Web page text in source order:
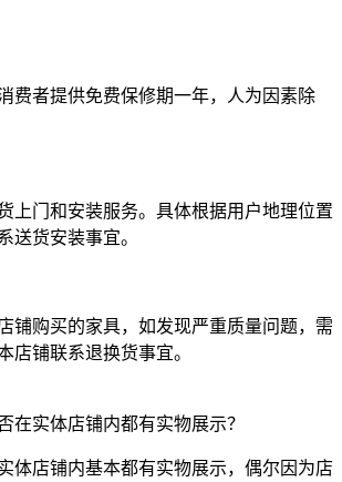
费者提供免费保修期一年，人为因素除
上门和安装服务。具体根据用户地理位置
送货安装事宜。
铺购买的家具，如发现严重质量问题，需
店铺联系退换货事宜。
在实体店铺内都有实物展示？
体店铺内基本都有实物展示，偶尔因为店